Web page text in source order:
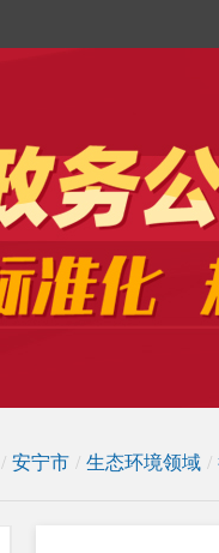
/ 安宁市 / 生态环境领域 /